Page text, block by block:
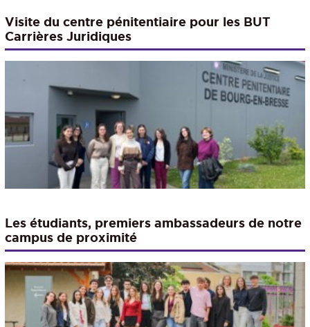
Visite du centre pénitentiaire pour les BUT
Carrières Juridiques
Les étudiants, premiers ambassadeurs de notre
campus de proximité